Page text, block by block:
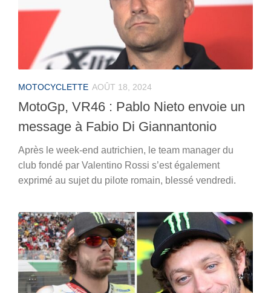
MOTOCYCLETTE AOÛT 18, 2024
MotoGp, VR46 : Pablo Nieto envoie un
message à Fabio Di Giannantonio
Après le week-end autrichien, le team manager du
club fondé par Valentino Rossi s’est également
exprimé au sujet du pilote romain, blessé vendredi.